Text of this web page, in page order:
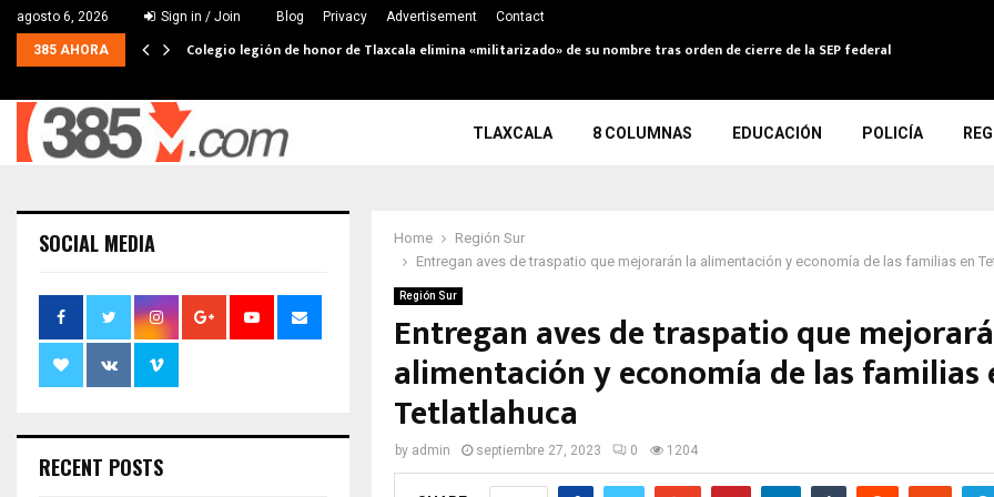
agosto 6, 2026 Sign in / Join Blog Privacy Advertisement Contact
385 AHORA Colegio legión de honor de Tlaxcala elimina «militarizado» de su nombre tras orden de cierre de la SEP federal
TLAXCALA 8 COLUMNAS EDUCACIÓN POLICÍA
Home
Región Sur
Entregan aves de traspatio que mejorarán la alimentación y economía de las familias en
Región Sur
Entregan aves de traspatio que
alimentación y economía de las familias
Tetlatlahuca
by admin septiembre 27, 2023 0 1204
SOCIAL MEDIA
RECENT POSTS